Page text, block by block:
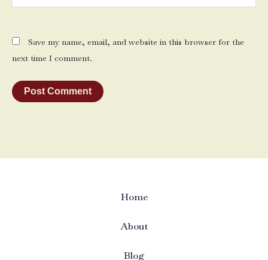
Save my name, email, and website in this browser for the
next time I comment.
Home
About
Blog